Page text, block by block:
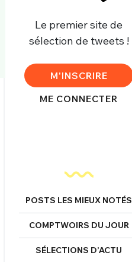
Le premier site de
sélection de tweets !
M'INSCRIRE
ME CONNECTER
POSTS LES MIEUX NOTÉS
COMPTWOIRS DU JOUR
SÉLECTIONS D’ACTU